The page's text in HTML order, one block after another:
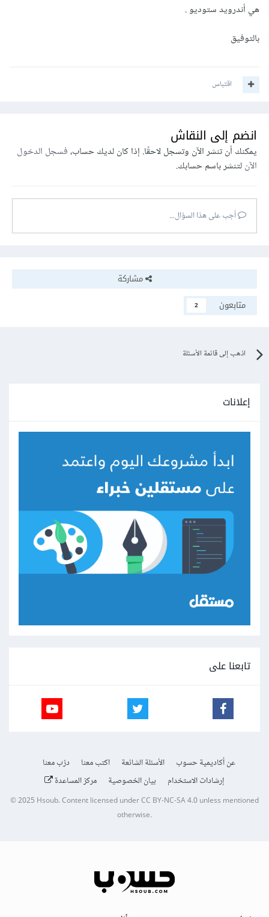
هي أندرويد ستوديو .
بالتوفيق
اقتباس
انضم إلى النقاش
يمكنك أن تنشر الآن وتسجل لاحقًا. إذا كان لديك حساب،فسجل الدخول
الآنلتنشر باسم حسابك.
أجب على هذا السؤال...
مشاركة
متابعون
2
اذهب إلى قائمة الأسئلة
إعلانات
تابعنا على
عن أكاديمية حسوب الأسئلة الشائعة اكتب معنا
درّب معنا
إرشادات الاستخدام
بيان الخصوصية مركز المساعدة
© 2025Hsoub.Content licensed underCC BY-NC-SA 4.0unless mentioned
otherwise.